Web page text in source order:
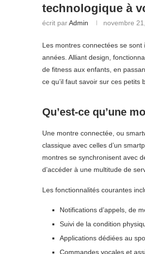
technologique à
écrit parAdmin novembre
Les montres connectées se
années. Alliant design,
de fitness aux enfants, en
ce qu’il faut savoir sur ces petits
Qu’est-ce qu’une
Une montre connectée, ou
classique avec celles d’un
montres se synchronisent avec
d’accéder à une multitude de
Les fonctionnalités courantes
Notifications d’appels, de
Suivi de la condition
Applications dédiées au
Commandes vocales et